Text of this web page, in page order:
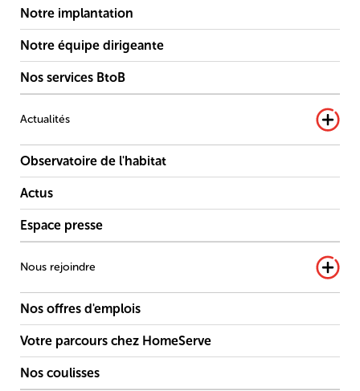
Notre implantation
Notre équipe dirigeante
Nos services BtoB
Actualités
Observatoire de l'habitat
Actus
Espace presse
Nous rejoindre
Nos offres d'emplois
Votre parcours chez HomeServe
Nos coulisses